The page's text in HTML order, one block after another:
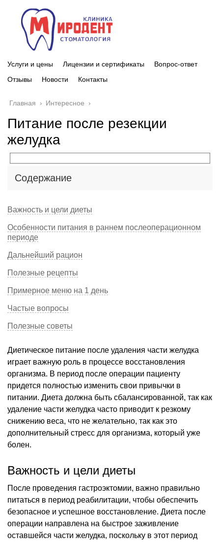
Услуги и цены Лицензии и сертификаты
Вопрос-ответ
Отзывы
Новости Контакты
Главная › Интересное ›
Питание после резекции
желудка
Содержание
Важность и цели диеты
Особенности питания в раннем послеоперационном
периоде
Дальнейший рацион
Полезные рецепты
Примерное меню на 1 день
Частые вопросы
Полезные советы
Диетическое питание после удаления части желудка
играет важную роль в процессе восстановления
организма. В период после операции пациенту
придется полностью изменить свои привычки в
питании. Диета должна быть сбалансированной, так как
удаление части желудка часто приводит к резкому
снижению веса, что не желательно, так как это
дополнительный стресс для организма, который уже
болен.
Важность и цели диеты
После проведения гастроэктомии, важно правильно
питаться в период реабилитации, чтобы обеспечить
безопасное и успешное восстановление. Диета после
операции направлена на быстрое заживление
оставшейся части желудка, поскольку в этот период